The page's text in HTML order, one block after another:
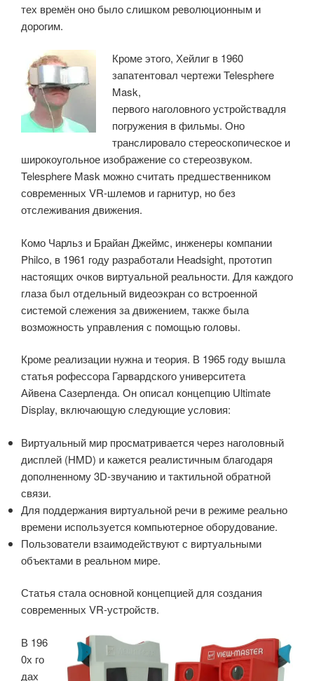
тех времён оно было слишком революционным и
дорогим.
Кроме этого, Хейлиг в 1960
запатентовал чертежи Telesphere
Mask,
первого наголовного устройствадля
погружения в фильмы. Оно
транслировало стереоскопическое и
широкоугольное изображение со стереозвуком.
Telesphere Mask можно считать предшественником
современных VR-шлемов и гарнитур, но без
отслеживания движения.
Комо Чарльз и Брайан Джеймс, инженеры компании
Philco, в 1961 году разработали Headsight, прототип
настоящих очков виртуальной реальности. Для каждого
глаза был отдельный видеоэкран со встроенной
системой слежения за движением, также была
возможность управления с помощью головы.
Кроме реализации нужна и теория. В 1965 году вышла
статья рофессора Гарвардского университета
Айвена Сазерленда. Он описал концепцию Ultimate
Display, включающую следующие условия:
Виртуальный мир просматривается через наголовный
дисплей (HMD) и кажется реалистичным благодаря
дополненному 3D-звучанию и тактильной обратной
связи.
Для поддержания виртуальной речи в режиме реально
времени используется компьютерное оборудование.
Пользователи взаимодействуют с виртуальными
объектами в реальном мире.
Статья стала основной концепцией для создания
современных VR-устройств.
В 196
0х го
дах